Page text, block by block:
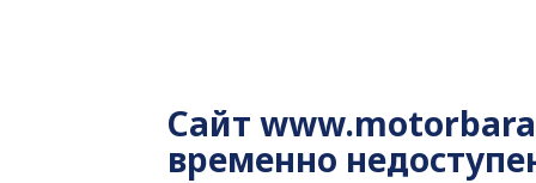
Сайт
временно